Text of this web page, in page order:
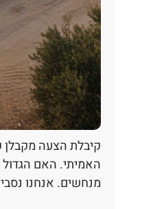
מנחשים. אנחנו